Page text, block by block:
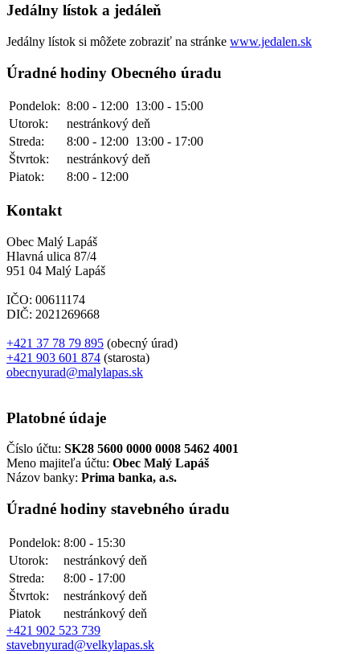
Jedálny lístok a jedáleň
Jedálny lístok si môžete zobraziť na stránke www.jedalen.sk
Úradné hodiny Obecného úradu
Pondelok: 8:00 - 12:00 13:00 - 15:00
Utorok:
nestránkový deň
Streda:
8:00 - 12:00 13:00 - 17:00
Štvrtok:
nestránkový deň
Piatok:
8:00 - 12:00
Kontakt
Obec Malý Lapáš
Hlavná ulica 87/4
951 04 Malý Lapáš
IČO: 00611174
DIČ: 2021269668
+421 37 78 79 895 (obecný úrad)
+421 903 601 874 (starosta)
obecnyurad@malylapas.sk
Platobné údaje
Číslo účtu: SK28 5600 0000 0008 5462 4001
Meno majiteľa účtu: Obec Malý Lapáš
Názov banky: Prima banka, a.s.
Úradné hodiny stavebného úradu
Pondelok: 8:00 - 15:30
Utorok:
nestránkový deň
Streda:
8:00 - 17:00
Štvrtok:
nestránkový deň
Piatok
nestránkový deň
+421 902 523 739
stavebnyurad@velkylapas.sk